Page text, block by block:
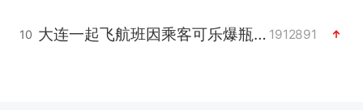
10 大连一起飞航班因乘客可乐爆瓶折返 1912891